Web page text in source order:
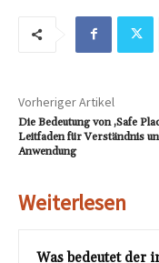
Vorheriger Artikel
Die Bedeutung von ‚Safe
Leitfaden für Verständnis
Anwendung
Weiterlesen
Was bedeutet der